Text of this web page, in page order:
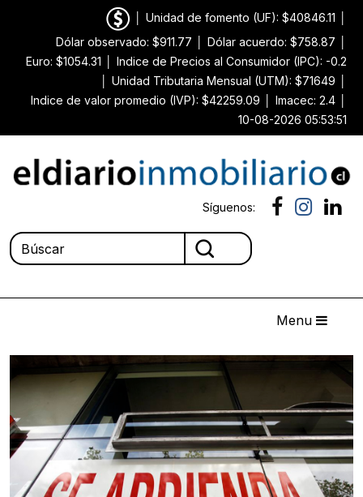
Unidad de fomento (UF): $40846.11
Dólar observado: $911.77
Dólar acuerdo: $758.87
Euro: $1054.31
Indice de Precios al Consumidor (IPC): -0.2
Unidad Tributaria Mensual (UTM): $71649
Indice de valor promedio (IVP): $42259.09
Imacec: 2.4
10-08-2026 05:53:51
Síguenos:
Menu